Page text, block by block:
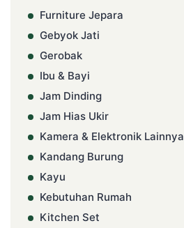
Furniture Jepara
Gebyok Jati
Gerobak
Ibu & Bayi
Jam Dinding
Jam Hias Ukir
Kamera & Elektronik Lainnya
Kandang Burung
Kayu
Kebutuhan Rumah
Kitchen Set